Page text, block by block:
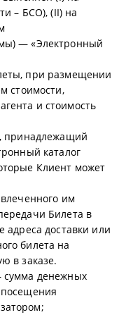
– БСО), (II) на
— «Электронный
при размещении
стоимости,
и стоимость
принадлежащий
каталог
Клиент может
им
Билета в
адреса доставки или
билета на
в заказе.
сумма денежных
посещения